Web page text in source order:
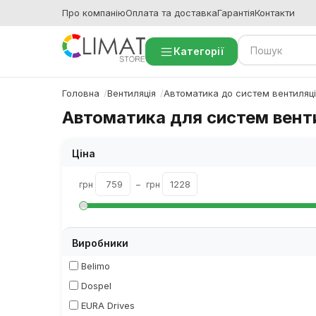
Про компаніюОплата та доставкаГарантіяКонтакти
Категорії
Головна Вентиляція Автоматика до систем
Автоматика для систем
Ціна
грн – грн
Виробники
Belimo
Dospel
EURA Drives